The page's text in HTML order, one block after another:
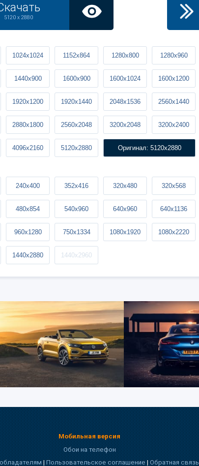
5120 x 2880
1024x1024 1152x864 1280x800 1280x960
1440x900 1600x900 1600x1024 1600x1200
1920x1200 1920x1440 2048x1536 2560x1440
2880x1800 2560x2048 3200x2048 3200x2400
4096x2160 5120x2880 Оригинал: 5120x2880
240x400 352x416 320x480 320x568
480x854 540x960 640x960 640x1136
960x1280 750x1334 1080x1920 1080x2220
1440x2880 1440x2960
Мобильная версия
Обои на телефон
|Пользовательское соглашение|Обратная связь